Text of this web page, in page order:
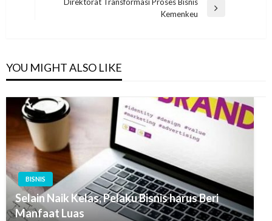
Direktorat Transformasi Proses Bisnis
Kemenkeu
YOU MIGHT ALSO LIKE
BISNIS
Selain Naik Kelas, Pelaku Bisnis harus Beri
Manfaat Luas